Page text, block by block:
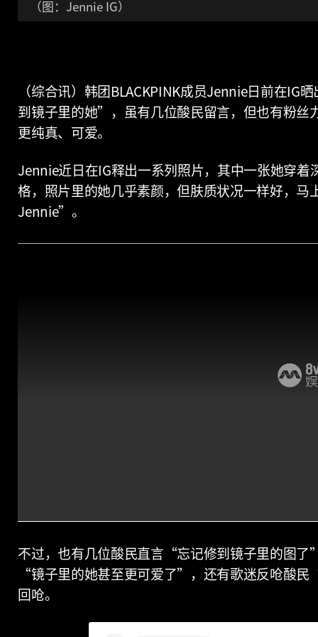
（图：Jennie IG）
（综合讯）韩团BLACKPINK成员Jennie日前在
到镜子里的她”，虽有几位酸民留言，但也有粉
更纯真、可爱。
Jennie近日在IG释出一系列照片，其中一张她穿
格，照片里的她几乎素颜，但肤质状况一样好，
Jennie”。
不过，也有几位酸民直言“忘记修到镜子里的图
“镜子里的她甚至更可爱了”，还有歌迷反呛酸
回呛。